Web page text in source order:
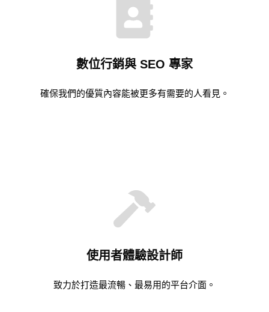
數位行銷與 SEO 專家
確保我們的優質內容能被更多有需要的人看見。
使用者體驗設計師
致力於打造最流暢、最易用的平台介面。